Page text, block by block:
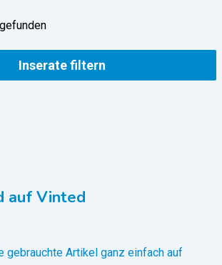
Inserate filtern
auf Vinted
gebrauchte Artikel ganz einfach auf